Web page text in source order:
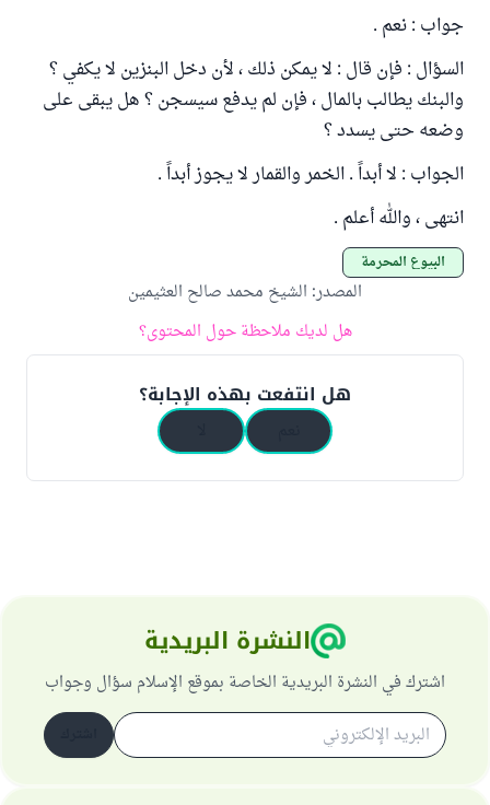
جواب : نعم .
السؤال : فإن قال : لا يمكن ذلك ، لأن دخل البنزين لا يكفي ؟
والبنك يطالب بالمال ، فإن لم يدفع سيسجن ؟ هل يبقى على
وضعه حتى يسدد ؟
الجواب : لا أبداً . الخمر والقمار لا يجوز أبداً .
انتهى ، والله أعلم .
البيوع المحرمة
المصدر: الشيخ محمد صالح العثيمين
هل لديك ملاحظة حول المحتوى؟
هل انتفعت بهذه الإجابة؟
النشرة البريدية
اشترك في النشرة البريدية الخاصة بموقع الإسلام سؤال وجواب